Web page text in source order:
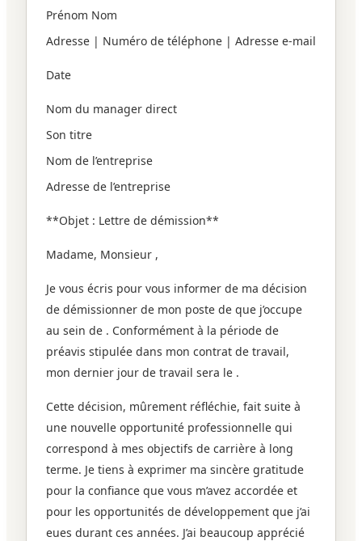
Prénom Nom
Adresse | Numéro de téléphone | Adresse e-mail
Date
Nom du manager direct
Son titre
Nom de l’entreprise
Adresse de l’entreprise
**Objet : Lettre de démission**
Madame, Monsieur ,
Je vous écris pour vous informer de ma décision
de démissionner de mon poste de que j’occupe
au sein de . Conformément à la période de
préavis stipulée dans mon contrat de travail,
mon dernier jour de travail sera le .
Cette décision, mûrement réfléchie, fait suite à
une nouvelle opportunité professionnelle qui
correspond à mes objectifs de carrière à long
terme. Je tiens à exprimer ma sincère gratitude
pour la confiance que vous m’avez accordée et
pour les opportunités de développement que j’ai
eues durant ces années. J’ai beaucoup apprécié